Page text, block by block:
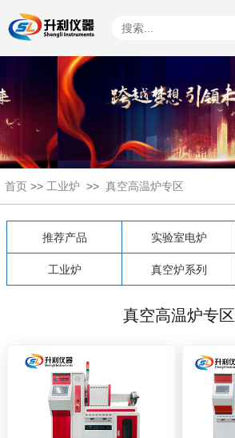
首页 >> 工业炉 >> 真空高温炉专区
推荐产品 实验室电炉
工业炉 真空炉系列
真空高温炉专区